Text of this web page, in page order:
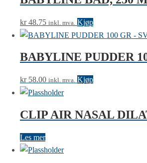
kr48.75 inkl. mva. Kjøp
BABYLINE PUDDER
kr58.00 inkl. mva. Kjøp
CLIP AIR NASAL
Les mer